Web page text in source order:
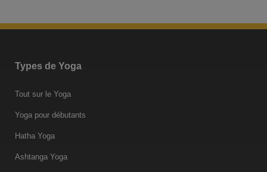
Types de Yoga
Tout sur le Yoga
Yoga pour débutants
Hatha Yoga
Ashtanga Yoga